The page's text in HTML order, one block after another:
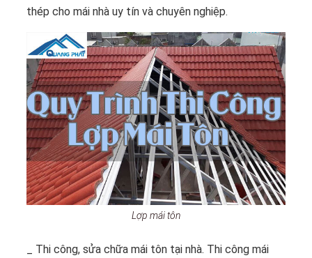
thép cho mái nhà uy tín và chuyên nghiệp.
Lợp mái tôn
_ Thi công, sửa chữa mái tôn tại nhà. Thi công mái